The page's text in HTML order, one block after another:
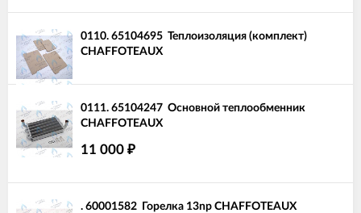
0110. 65104695 Теплоизоляция (комплект)
CHAFFOTEAUX
0111. 65104247 Основной теплообменник
CHAFFOTEAUX
11 000 ₽
. 60001582 Горелка 13np CHAFFOTEAUX